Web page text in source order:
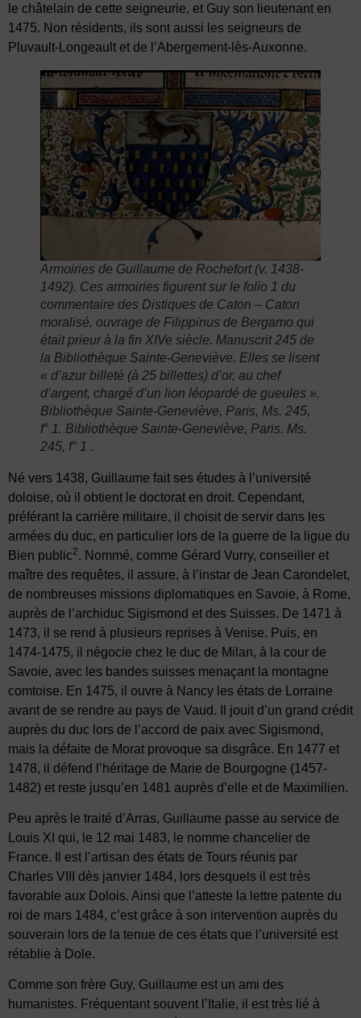
le châtelain de cette seigneurie, et Guy son lieutenant en
1475. Non résidents, ils sont aussi les seigneurs de
Pluvault-Longeault et de l’Abergement-lès-Auxonne.
Armoiries de Guillaume de Rochefort (v. 1438-
1492). Ces armoiries figurent sur le folio 1 du
commentaire des Distiques de Caton – Caton
moralisé, ouvrage de Filippinus de Bergamo qui
était prieur à la fin XIVe siècle. Manuscrit 245 de
la Bibliothèque Sainte-Geneviève. Elles se lisent
« d’azur billeté (à 25 billettes) d’or, au chef
d’argent, chargé d’un lion léopardé de gueules ».
Bibliothèque Sainte-Geneviève, Paris, Ms. 245,
f° 1. Bibliothèque Sainte-Geneviève, Paris. Ms.
245, f° 1 .
Né vers 1438, Guillaume fait ses études à l’université
doloise, où il obtient le doctorat en droit. Cependant,
préférant la carrière militaire, il choisit de servir dans les
armées du duc, en particulier lors de la guerre de la ligue du
Bien public2. Nommé, comme Gérard Vurry, conseiller et
maître des requêtes, il assure, à l’instar de Jean Carondelet,
de nombreuses missions diplomatiques en Savoie, à Rome,
auprès de l’archiduc Sigismond et des Suisses. De 1471 à
1473, il se rend à plusieurs reprises à Venise. Puis, en
1474-1475, il négocie chez le duc de Milan, à la cour de
Savoie, avec les bandes suisses menaçant la montagne
comtoise. En 1475, il ouvre à Nancy les états de Lorraine
avant de se rendre au pays de Vaud. Il jouit d’un grand crédit
auprès du duc lors de l’accord de paix avec Sigismond,
mais la défaite de Morat provoque sa disgrâce. En 1477 et
1478, il défend l’héritage de Marie de Bourgogne (1457-
1482) et reste jusqu’en 1481 auprès d’elle et de Maximilien.
Peu après le traité d’Arras, Guillaume passe au service de
Louis XI qui, le 12 mai 1483, le nomme chancelier de
France. Il est l’artisan des états de Tours réunis par
Charles VIII dès janvier 1484, lors desquels il est très
favorable aux Dolois. Ainsi que l’atteste la lettre patente du
roi de mars 1484, c’est grâce à son intervention auprès du
souverain lors de la tenue de ces états que l’université est
rétablie à Dole.
Comme son frère Guy, Guillaume est un ami des
humanistes. Fréquentant souvent l’Italie, il est très lié à